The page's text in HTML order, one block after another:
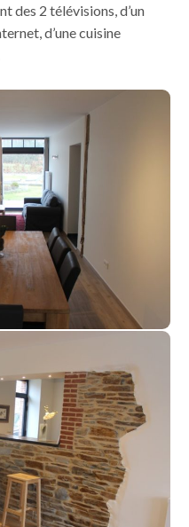
des 2 télévisions, d’un
d’une cuisine